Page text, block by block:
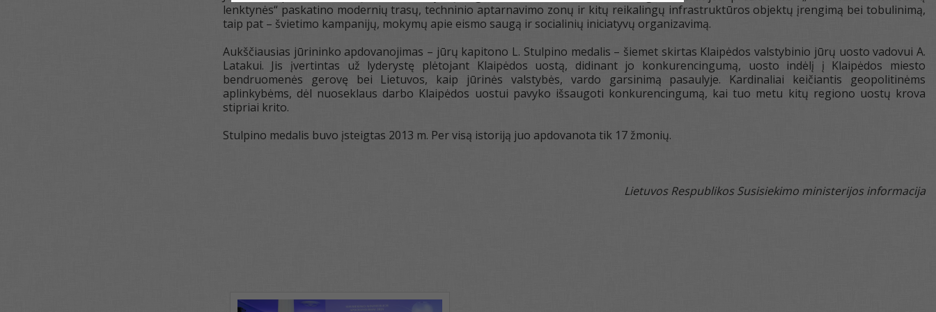
lenktynės“ paskatino modernių trasų, techninio aptarnavimo zonų ir kitų reikalingų infrastruktūros objektų įrengimą bei tobulinimą,
taip pat – švietimo kampanijų, mokymų apie eismo saugą ir socialinių iniciatyvų organizavimą.
Aukščiausias jūrininko apdovanojimas – jūrų kapitono L. Stulpino medalis – šiemet skirtas Klaipėdos valstybinio jūrų uosto vadovui A.
Latakui. Jis įvertintas už lyderystę plėtojant Klaipėdos uostą, didinant jo konkurencingumą, uosto indėlį į Klaipėdos miesto
bendruomenės gerovę bei Lietuvos, kaip jūrinės valstybės, vardo garsinimą pasaulyje. Kardinaliai keičiantis geopolitinėms
aplinkybėms, dėl nuoseklaus darbo Klaipėdos uostui pavyko išsaugoti konkurencingumą, kai tuo metu kitų regiono uostų krova
stipriai krito.
Stulpino medalis buvo įsteigtas 2013 m. Per visą istoriją juo apdovanota tik 17 žmonių.
Lietuvos Respublikos Susisiekimo ministerijos informacija